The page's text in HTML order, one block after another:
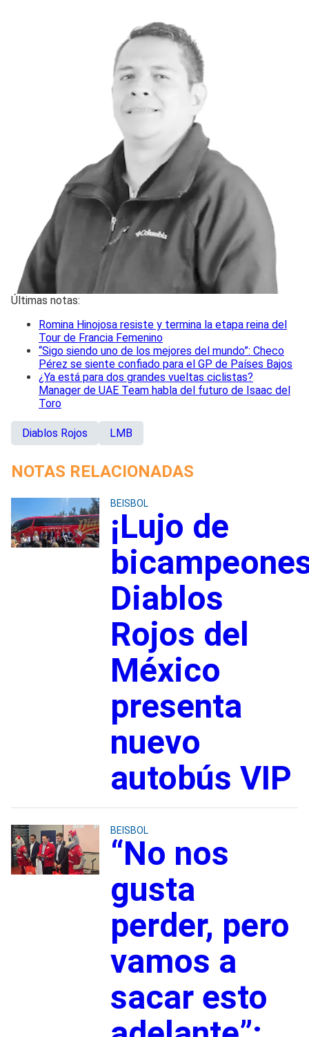
Últimas notas:
Romina Hinojosa resiste y termina la etapa reina del
Tour de Francia Femenino
“Sigo siendo uno de los mejores del mundo”: Checo
Pérez se siente confiado para el GP de Países Bajos
¿Ya está para dos grandes vueltas ciclistas?
Manager de UAE Team habla del futuro de Isaac del
Toro
Diablos Rojos LMB
NOTAS RELACIONADAS
BEISBOL
¡Lujo de
Diablos
Rojos del
México
presenta
nuevo
autobús VIP
BEISBOL
“No nos
gusta
perder, pero
vamos a
sacar esto